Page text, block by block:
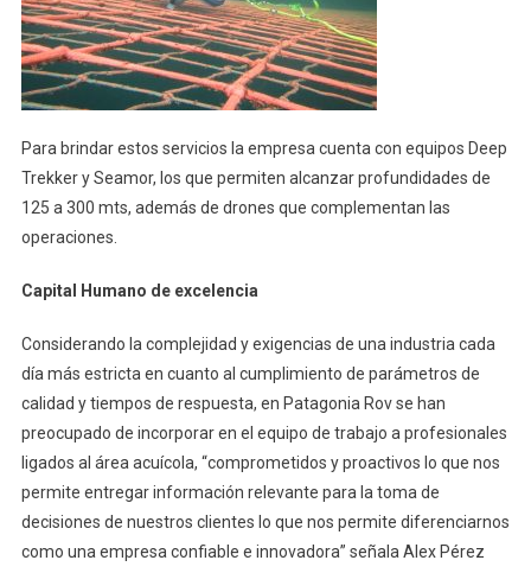
Para brindar estos servicios la empresa cuenta con equipos Deep
Trekker y Seamor, los que permiten alcanzar profundidades de
125 a 300 mts, además de drones que complementan las
operaciones.
Capital Humano de excelencia
Considerando la complejidad y exigencias de una industria cada
día más estricta en cuanto al cumplimiento de parámetros de
calidad y tiempos de respuesta, en Patagonia Rov se han
preocupado de incorporar en el equipo de trabajo a profesionales
ligados al área acuícola, “comprometidos y proactivos lo que nos
permite entregar información relevante para la toma de
decisiones de nuestros clientes lo que nos permite diferenciarnos
como una empresa confiable e innovadora” señala Alex Pérez